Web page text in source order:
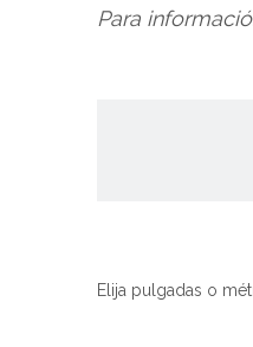
Para
Elija pulgadas o